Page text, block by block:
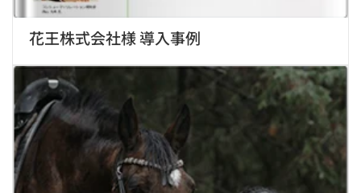
花王株式会社様 導入事例